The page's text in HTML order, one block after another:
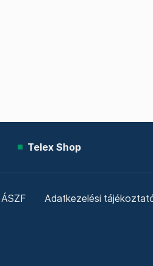
Telex Shop
ÁSZF Adatkezelési